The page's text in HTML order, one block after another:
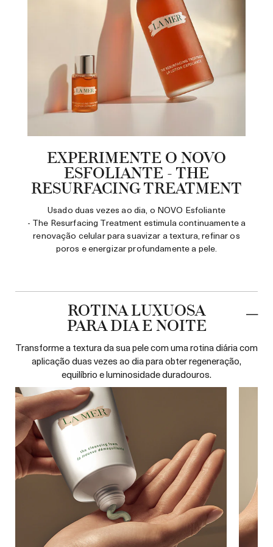
EXPERIMENTE O NOVO
ESFOLIANTE - THE
RESURFACING TREATMENT
Usado duas vezes ao dia, o NOVO Esfoliante
- The Resurfacing Treatment estimula continuamente a
renovação celular para suavizar a textura, refinar os
poros e energizar profundamente a pele.
ROTINA LUXUOSA
PARA DIA E NOITE
Transforme a textura da sua pele com uma rotina diária com
aplicação duas vezes ao dia para obter regeneração,
equilíbrio e luminosidade duradouros.